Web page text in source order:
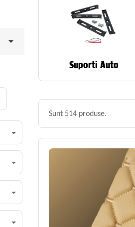

Suporti Auto
Sunt 514 produse.